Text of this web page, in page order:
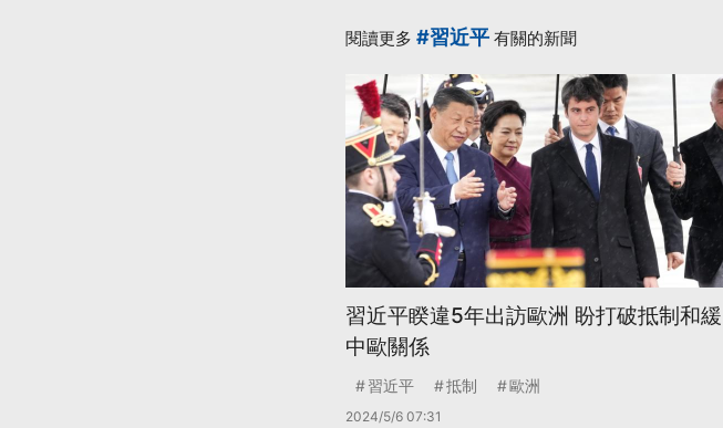
閱讀更多 #習近平 有關的新聞
習近平睽違5年出訪歐洲 盼打破抵制和緩
中歐關係
習近平 抵制 歐洲
2024/5/6 07:31